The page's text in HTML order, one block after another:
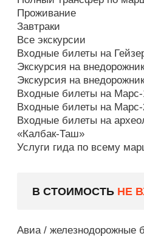
Проживание
Завтраки
Все экскурсии
Входные билеты на
Экскурсия на
Экскурсия на
Входные билеты на
Входные билеты на
Входные билеты на
«Калбак-Таш»
Услуги гида по всему
В СТОИМОСТЬ НЕ
Авиа / железнодорожные